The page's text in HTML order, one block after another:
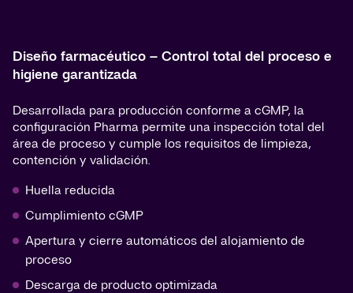
Diseño farmacéutico – Control total del proceso e
higiene garantizada
Desarrollada para producción conforme a cGMP, la
configuración Pharma permite una inspección total del
área de proceso y cumple los requisitos de limpieza,
contención y validación.
Huella reducida
Cumplimiento cGMP
Apertura y cierre automáticos del alojamiento de
proceso
Descarga de producto optimizada